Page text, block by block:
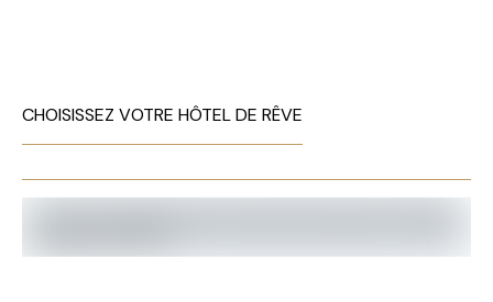
CHOISISSEZ VOTRE HÔTEL DE RÊVE